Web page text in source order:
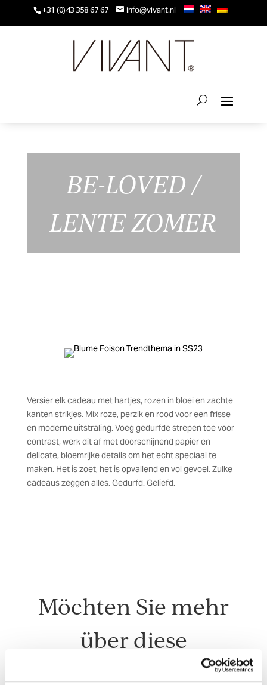
+31 (0)43 358 67 67 info@vivant.nl
BE-LOVED /
LENTE ZOMER
Versier elk cadeau met hartjes, rozen in bloei en zachte
kanten strikjes. Mix roze, perzik en rood voor een frisse
en moderne uitstraling. Voeg gedurfde strepen toe voor
contrast, werk dit af met doorschijnend papier en
delicate, bloemrijke details om het echt speciaal te
maken. Het is zoet, het is opvallend en vol gevoel. Zulke
cadeaus zeggen alles. Gedurfd. Geliefd.
Möchten Sie mehr
über diese